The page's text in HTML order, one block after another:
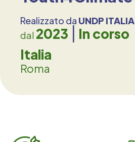
Realizzato da UNDP ITALIA
dal 2023
In corso
Italia
Roma